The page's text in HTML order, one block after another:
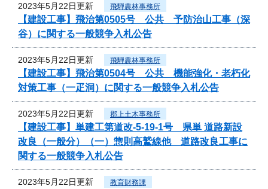
2023年5月22日更新 飛騨農林事務所
【建設工事】飛治第0505号 公共 予防治山工事（深
谷）に関する一般競争入札公告
2023年5月22日更新 飛騨農林事務所
【建設工事】飛治第0504号 公共 機能強化・老朽化
対策工事（一疋洞）に関する一般競争入札公告
2023年5月22日更新 郡上土木事務所
【建設工事】単建工第道改-5-19-1号 県単 道路新設
改良（一般分）（一）惣則高鷲線他 道路改良工事に
関する一般競争入札公告
2023年5月22日更新 教育財務課